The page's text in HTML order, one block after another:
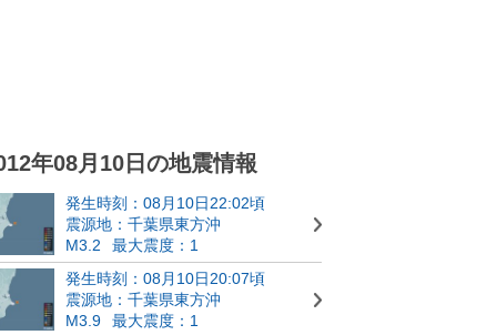
年08月10日の地震情報
発生時刻：08月10日22:02頃
震源地：千葉県東方沖
M3.2
最大震度：1
発生時刻：08月10日20:07頃
震源地：千葉県東方沖
M3.9
最大震度：1